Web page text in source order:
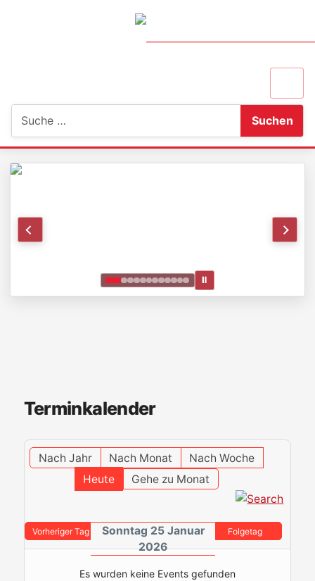
Suchen
Ⅱ
Terminkalender
Nach Jahr Nach Monat
Nach Woche
Heute
Gehe zu Monat
Vorheriger Tag
Sonntag 25 Januar
2026
Folgetag
Es wurden keine Events gefunden